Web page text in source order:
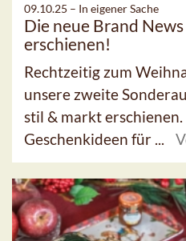
09.10.25 – In eigener Sache
Die neue Brand
erschienen!
Rechtzeitig zum
unsere zweite
stil & markt
Geschenkideen für ...